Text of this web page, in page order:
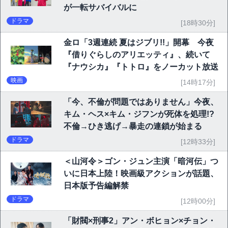
が一転サバイバルに
ドラマ [18時30分]
金ロ「3週連続 夏はジブリ!!」開幕 今夜
『借りぐらしのアリエッティ』、続いて
『ナウシカ』『トトロ』をノーカット放送
映画 [14時17分]
「今、不倫が問題ではありません」今夜、
キム・ヘス×キム・ジフンが死体を処理!?
不倫→ひき逃げ→暴走の連鎖が始まる
ドラマ [12時33分]
＜山河令＞ゴン・ジュン主演「暗河伝」つ
いに日本上陸！映画級アクションが話題、
日本版予告編解禁
ドラマ [12時00分]
「財閥×刑事2」アン・ボヒョン×チョン・